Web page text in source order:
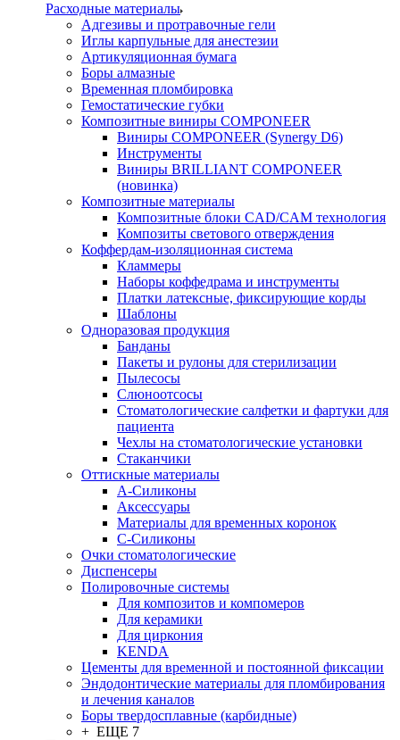
Расходные материалы
Адгезивы и протравочные гели
Иглы карпульные для анестезии
Артикуляционная бумага
Боры алмазные
Временная пломбировка
Гемостатические губки
Композитные виниры COMPONEER
Виниры COMPONEER (Synergy D6)
Инструменты
Виниры BRILLIANT COMPONEER
(новинка)
Композитные материалы
Композитные блоки CAD/СAM технология
Композиты светового отверждения
Коффердам-изоляционная система
Кламмеры
Наборы коффедрама и инструменты
Платки латексные, фиксирующие корды
Шаблоны
Одноразовая продукция
Банданы
Пакеты и рулоны для стерилизации
Пылесосы
Слюноотсосы
Стоматологические салфетки и фартуки для
пациента
Чехлы на стоматологические установки
Стаканчики
Оттискные материалы
А-Силиконы
Аксессуары
Материалы для временных коронок
С-Силиконы
Очки стоматологические
Диспенсеры
Полировочные системы
Для композитов и компомеров
Для керамики
Для циркония
KENDA
Цементы для временной и постоянной фиксации
Эндодонтические материалы для пломбирования
и лечения каналов
Боры твердосплавные (карбидные)
+ ЕЩЕ 7